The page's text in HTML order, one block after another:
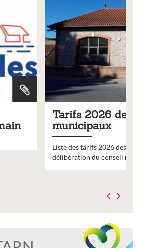
des services
des services municipaux,
municipal du 19 décembre 2025